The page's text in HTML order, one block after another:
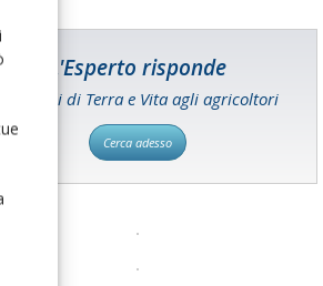
L'Esperto risponde
I consigli di Terra e Vita agli agricoltori
Cerca adesso